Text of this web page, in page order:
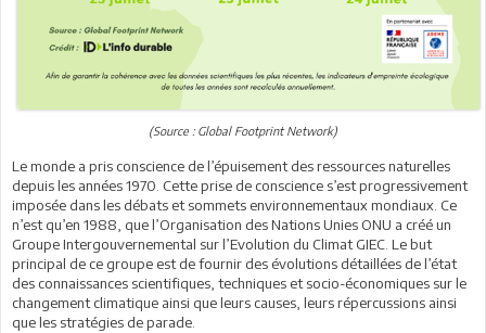
(Source : Global Footprint Network)
Le monde a pris conscience de l’épuisement des ressources naturelles
depuis les années 1970. Cette prise de conscience s’est progressivement
imposée dans les débats et sommets environnementaux mondiaux. Ce
n’est qu’en 1988, que l’Organisation des Nations Unies ONU a créé un
Groupe Intergouvernemental sur l’Evolution du Climat GIEC. Le but
principal de ce groupe est de fournir des évolutions détaillées de l’état
des connaissances scientifiques, techniques et socio-économiques sur le
changement climatique ainsi que leurs causes, leurs répercussions ainsi
que les stratégies de parade.